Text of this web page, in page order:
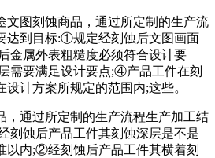
文图刻蚀商品，通过所定制的生产流
达到目标:①规定经刻蚀后文图画面
金属外表粗糙度必须符合设计要
需要满足设计要点;④产品工件在刻
计方案所规定的范围内;这些。
，通过所定制的生产流程生产加工结
刻蚀后产品工件其刻蚀深层是不是
以内;②经刻蚀后产品工件其横着刻